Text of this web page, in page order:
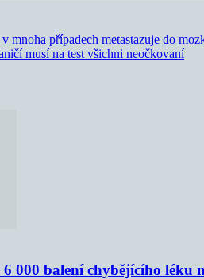
mnoha případech metastazuje do
musí na test všichni neočkovaní
000 balení chybějícího léku